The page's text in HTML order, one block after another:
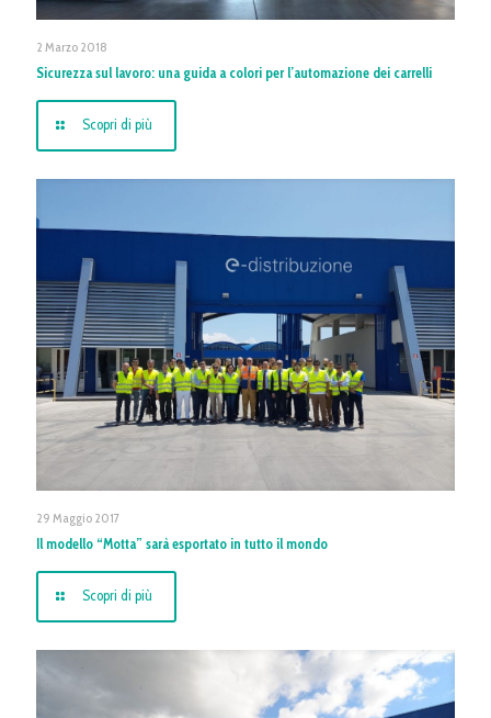
2 Marzo 2018
Sicurezza sul lavoro: una guida a colori per l’automazione dei carrelli
Scopri di più
29 Maggio 2017
Il modello “Motta” sarà esportato in tutto il mondo
Scopri di più